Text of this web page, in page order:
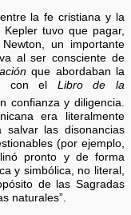
la fe cristiana y la
tuvo que pagar,
un importante
al ser consciente de
que abordaban la
con el Libro de la
confianza y diligencia.
era literalmente
las disonancias
(por ejemplo,
pronto y de forma
y simbólica, no literal,
de las Sagradas
naturales”.